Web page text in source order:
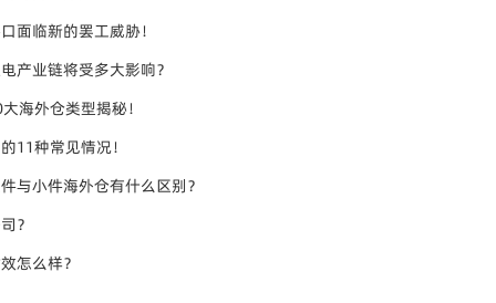
面临新的罢工威胁！
产业链将受多大影响？
海外仓类型揭秘！
11种常见情况！
与小件海外仓有什么区别？
？
怎么样？